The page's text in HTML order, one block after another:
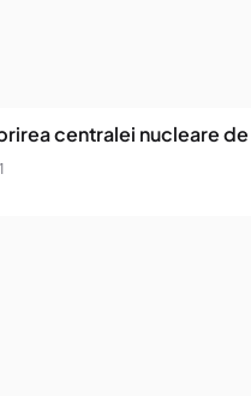
centralei nucleare
1